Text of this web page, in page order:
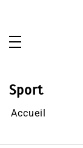
Sport
Accueil